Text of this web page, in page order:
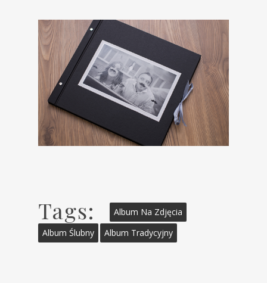
Tags:
Album Na Zdjęcia
Album Ślubny
Album Tradycyjny